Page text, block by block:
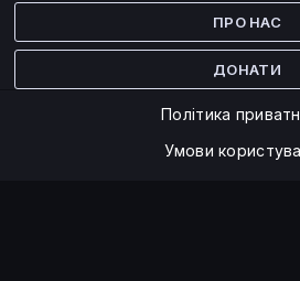
ПРО НАС
ДОНАТИ
Політика
Умови